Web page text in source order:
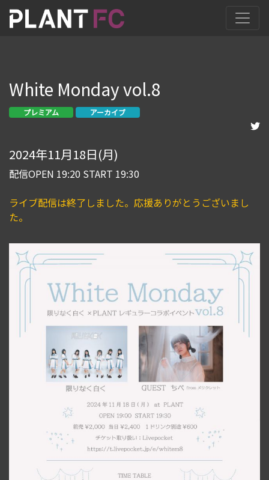
White Monday vol.8
プレミアム アーカイブ
2024年11月18日(月)
配信OPEN 19:20 START 19:30
ライブ配信は終了しました。応援ありがとうございまし
た。